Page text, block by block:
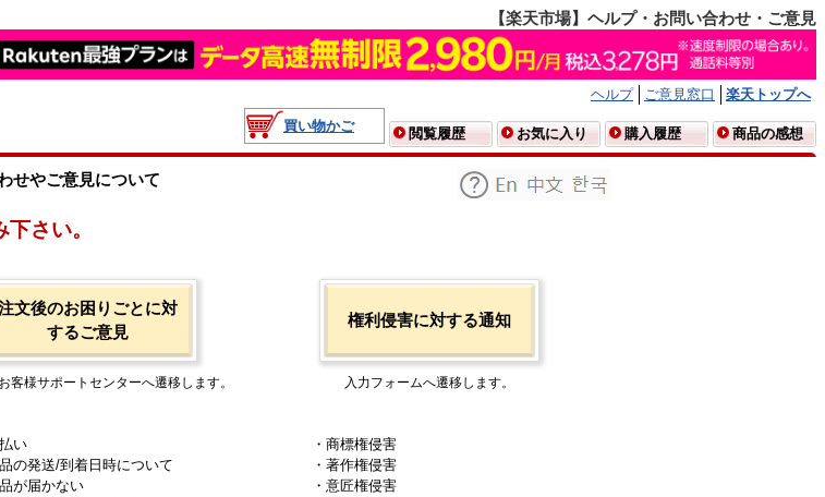
【楽天市場】ヘルプ・お問い合わせ・ご意見
ヘルプ ご意見窓口
楽天トップへ
買い物かご
閲覧履歴 お気に入り 購入履歴 商品の感想
せやご意見について
さい。
文後のお困りごとに対
するご意見
客様サポートセンターへ遷移します。
い
品の発送/到着日時について
品が届かない
権利侵害に対する通知
入力フォームへ遷移します。
・商標権侵害
・著作権侵害
・意匠権侵害